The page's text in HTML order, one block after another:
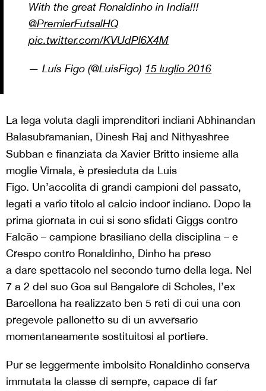
With the great Ronaldinho in India!!!
@PremierFutsalHQ
pic.twitter.com/KVUdPl6X4M
— Luís Figo (@LuisFigo) 15 luglio 2016
La lega voluta dagli imprenditori indiani Abhinandan
Balasubramanian, Dinesh Raj and Nithyashree
Subban e finanziata da Xavier Britto insieme alla
moglie Vimala, è presieduta da Luis
Figo. Un’accolita di grandi campioni del passato,
legati a vario titolo al calcio indoor indiano. Dopo la
prima giornata in cui si sono sfidati Giggs contro
Falcão – campione brasiliano della disciplina – e
Crespo contro Ronaldinho, Dinho ha preso
a dare spettacolo nel secondo turno della lega. Nel
7 a 2 del suo Goa sul Bangalore di Scholes, l’ex
Barcellona ha realizzato ben 5 reti di cui una con
pregevole pallonetto su di un avversario
momentaneamente sostituitosi al portiere.
Pur se leggermente imbolsito Ronaldinho conserva
immutata la classe di sempre, capace di far